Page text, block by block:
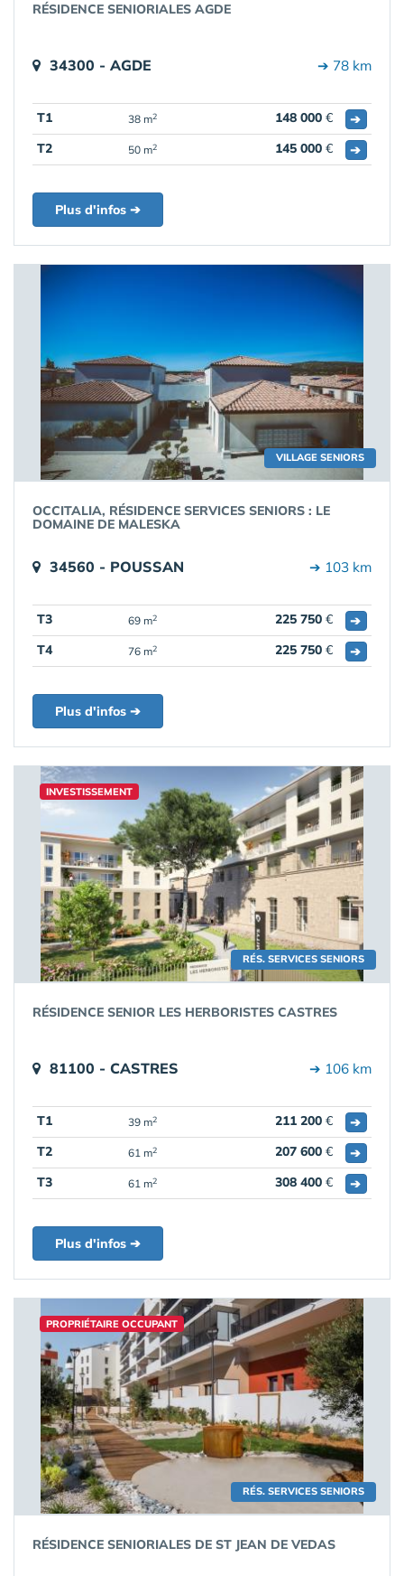
RÉSIDENCE SENIORIALES AGDE
34300 - AGDE ➔ 78 km
T1 38 m2 148 000 €
➔
T2
50 m2 145 000 € ➔
Plus d'infos ➔
VILLAGE SENIORS
OCCITALIA, RÉSIDENCE SERVICES SENIORS : LE
DOMAINE DE MALESKA
34560 - POUSSAN ➔ 103 km
T3 69 m2 225 750 €
➔
T4
76 m2 225 750 € ➔
Plus d'infos ➔
RÉS. SERVICES SENIORS
INVESTISSEMENT
RÉSIDENCE SENIOR LES HERBORISTES CASTRES
81100 - CASTRES ➔ 106 km
T1 39 m2 211 200 €
➔
T2
61 m2 207 600 €
➔
T3
61 m2 308 400 € ➔
Plus d'infos ➔
RÉS. SERVICES SENIORS
PROPRIÉTAIRE OCCUPANT
RÉSIDENCE SENIORIALES DE ST JEAN DE VEDAS